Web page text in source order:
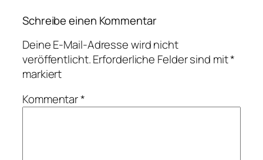
Schreibe einen Kommentar
Deine E-Mail-Adresse wird nicht
veröffentlicht.Erforderliche Felder sind mit*
markiert
Kommentar*